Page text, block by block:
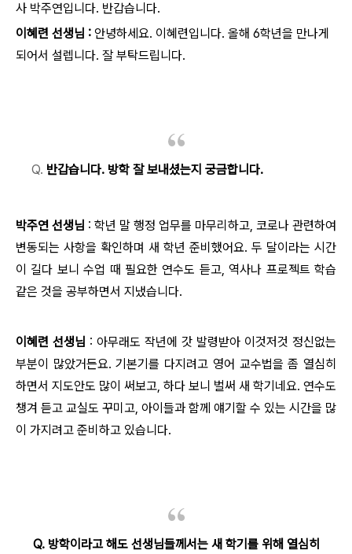
사 박주연입니다. 반갑습니다.
이혜련 선생님 : 안녕하세요. 이혜련입니다. 올해 6학년을 만나게
되어서 설렙니다. 잘 부탁드립니다.
Q. 반갑습니다. 방학 잘 보내셨는지 궁금합니다.
박주연 선생님 : 학년 말 행정 업무를 마무리하고, 코로나 관련하여
변동되는 사항을 확인하며 새 학년 준비했어요. 두 달이라는 시간
이 길다 보니 수업 때 필요한 연수도 듣고, 역사나 프로젝트 학습
같은 것을 공부하면서 지냈습니다.
이혜련 선생님 : 아무래도 작년에 갓 발령받아 이것저것 정신없는
부분이 많았거든요. 기본기를 다지려고 영어 교수법을 좀 열심히
하면서 지도안도 많이 써보고, 하다 보니 벌써 새 학기네요. 연수도
챙겨 듣고 교실도 꾸미고, 아이들과 함께 얘기할 수 있는 시간을 많
이 가지려고 준비하고 있습니다.
Q. 방학이라고 해도 선생님들께서는 새 학기를 위해 열심히